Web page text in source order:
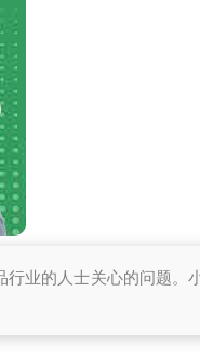
业的人士关心的问题。